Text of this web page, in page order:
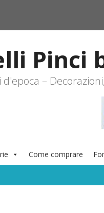
Pinci
–
Come comprare